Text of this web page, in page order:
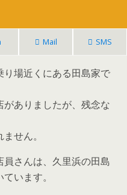
Mail SMS
場近くにある田島家で
ありましたが、残念な
せん。
さんは、久里浜の田島
います。